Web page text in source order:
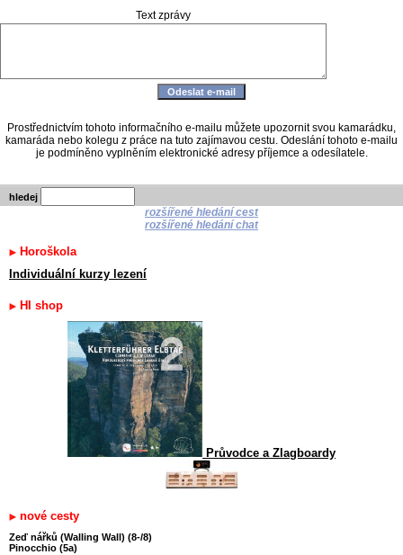
Text zprávy
Prostřednictvím tohoto informačního e-mailu můžete upozornit svou kamarádku,
kamaráda nebo kolegu z práce na tuto zajímavou cestu. Odeslání tohoto e-mailu
je podmíněno vyplněním elektronické adresy příjemce a odesílatele.
hledej
rozšířené hledání cest
rozšířené hledání chat
Horoškola
Individuální kurzy lezení
HI shop
Průvodce a Zlagboardy
nové cesty
Zeď nářků (Walling Wall) (8-/8)
Pinocchio (5a)